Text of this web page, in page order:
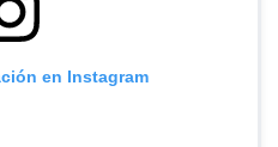
en Instagram